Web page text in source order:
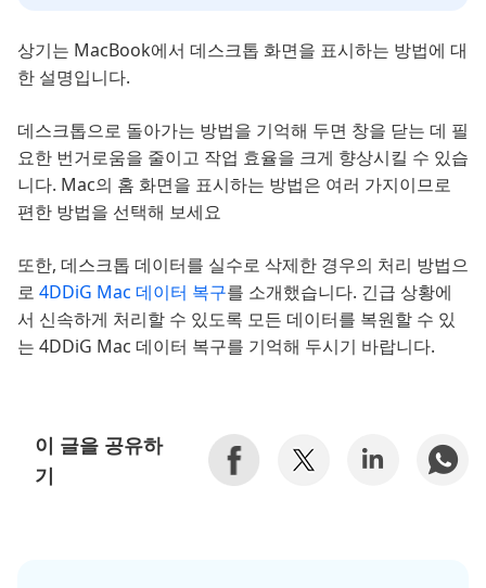
상기는 MacBook에서 데스크톱 화면을 표시하는 방법에 대
한 설명입니다.
데스크톱으로 돌아가는 방법을 기억해 두면 창을 닫는 데 필
요한 번거로움을 줄이고 작업 효율을 크게 향상시킬 수 있습
니다. Mac의 홈 화면을 표시하는 방법은 여러 가지이므로
편한 방법을 선택해 보세요
또한, 데스크톱 데이터를 실수로 삭제한 경우의 처리 방법으
로 4DDiG Mac 데이터 복구를 소개했습니다. 긴급 상황에
서 신속하게 처리할 수 있도록 모든 데이터를 복원할 수 있
는 4DDiG Mac 데이터 복구를 기억해 두시기 바랍니다.
이 글을 공유하
기